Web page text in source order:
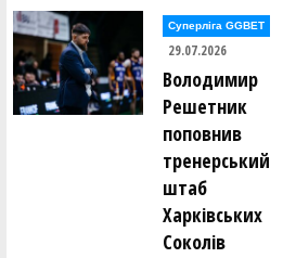
Євгеній Непокритий ()
Богдан Нестеренко ()
Володимир Нестеров ()
Юрій Нетьора ()
Сергій Ніколащенко ()
катерина Обоянська ()
Євгеній Ольховський ()
Суперліга GGBET
29.07.2026
Володимир
Решетник
поповнив
тренерський
штаб
Харківських
Соколів